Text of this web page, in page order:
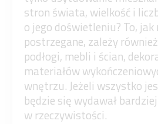
stron świata, wielkość i
o jego doświetleniu? To,
postrzegane, zależy
podłogi, mebli i ścian,
materiałów
wnętrzu. Jeżeli wszystko
będzie się wydawał
w rzeczywistości.